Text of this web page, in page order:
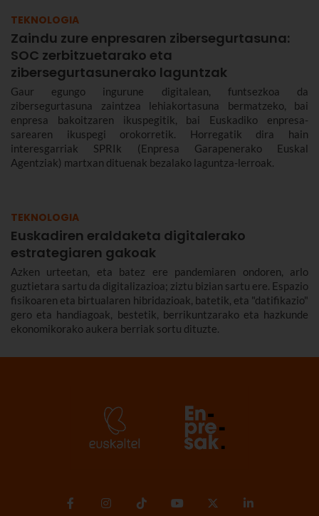
TEKNOLOGIA
Zaindu zure enpresaren zibersegurtasuna:
SOC zerbitzuetarako eta
zibersegurtasunerako laguntzak
Gaur egungo ingurune digitalean, funtsezkoa da
zibersegurtasuna zaintzea lehiakortasuna bermatzeko, bai
enpresa bakoitzaren ikuspegitik, bai Euskadiko enpresa-
sarearen ikuspegi orokorretik. Horregatik dira hain
interesgarriak SPRIk (Enpresa Garapenerako Euskal
Agentziak) martxan dituenak bezalako laguntza-lerroak.
TEKNOLOGIA
Euskadiren eraldaketa digitalerako
estrategiaren gakoak
Azken urteetan, eta batez ere pandemiaren ondoren, arlo
guztietara sartu da digitalizazioa; ziztu bizian sartu ere. Espazio
fisikoaren eta birtualaren hibridazioak, batetik, eta "datifikazio"
gero eta handiagoak, bestetik, berrikuntzarako eta hazkunde
ekonomikorako aukera berriak sortu dituzte.